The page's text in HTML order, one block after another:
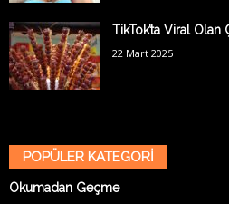
TikTok’ta Viral Olan
22 Mart 2025
POPÜLER KATEGORİ
Okumadan Geçme